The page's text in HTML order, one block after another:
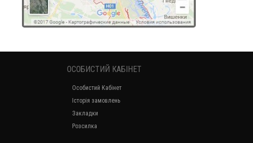
ОСОБИСТИЙ КАБІНЕТ
Особистий Кабінет
Історія замовлень
Закладки
Розсилка